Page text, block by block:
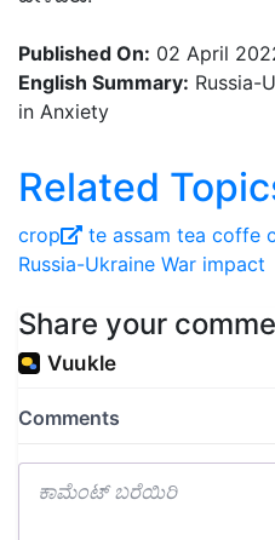
Published On: 02 April
English Summary: Russia-
in Anxiety
Related
crop te assam tea coffe
Russia-Ukraine War impact
Share your